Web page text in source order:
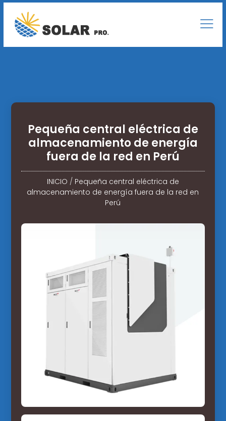
Pequeña central eléctrica de
almacenamiento de energía
fuera de la red en Perú
INICIO / Pequeña central eléctrica de
almacenamiento de energía fuera de la red en
Perú